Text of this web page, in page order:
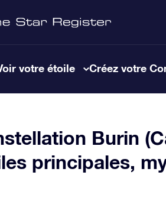
votre étoile Créez votre
Burin
principales,